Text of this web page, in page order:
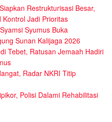
Restrukturisasi Besar,
Kontrol Jadi Prioritas
Syumus Buka
Sunan Kalijaga 2026
Tebet, Ratusan Jemaah Hadiri
Radar NKRI Titip
Polisi Dalami Rehabilitasi